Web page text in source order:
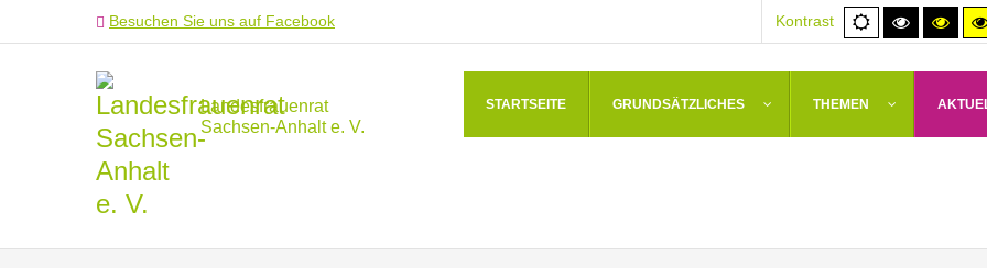
Besuchen Sie uns auf Facebook Kontrast
Normale
Ansicht
Hoher
Kontrast
Landesfrauenrat
Sachsen-Anhalt e. V.
STARTSEITE GRUNDSÄTZLICHES THEMEN